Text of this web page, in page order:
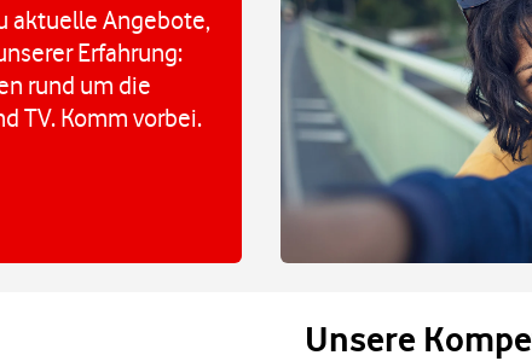
aktuelle Angebote,
Erfahrung:
rund um die
TV. Komm vorbei.
Unsere